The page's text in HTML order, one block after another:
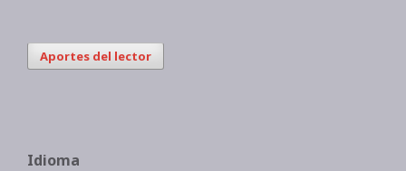
Aportes del lector
Idioma